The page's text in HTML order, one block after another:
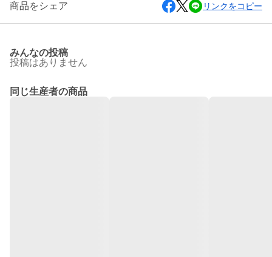
商品をシェア リンクをコピー
みんなの投稿
投稿はありません
同じ生産者の商品